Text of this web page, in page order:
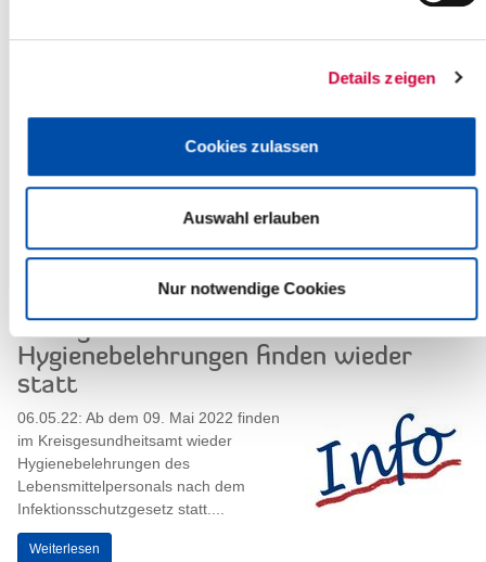
Details zeigen
Cookies zulassen
Auswahl erlauben
Nur notwendige Cookies
„Neues Leben auf alten Höfen" geht in
die zweite Runde
11.05.22: „Jetzt geht es in die
praktische Phase", freut sich Dr. Heinz
stellvertretender Landrat. „Auf dieses...
Weiterlesen
Kreisgesundheitsamt:
Hygienebelehrungen finden wieder
statt
06.05.22: Ab dem 09. Mai 2022 finden
im Kreisgesundheitsamt wieder
Hygienebelehrungen des
Lebensmittelpersonals nach dem
Infektionsschutzgesetz statt....
Weiterlesen